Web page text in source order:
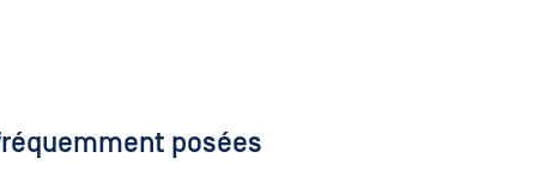
posées